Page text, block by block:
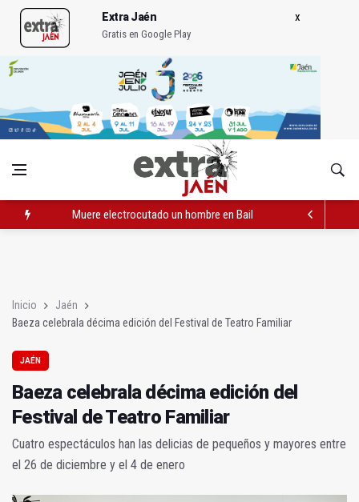
Extra Jaén
Gratis en Google Play
Muere electrocutado un hombre en Bailén en una torre
Inicio
Jaén
Baeza celebrala décima edición del Festival de Teatro Familiar
JAÉN
Baeza celebrala décima edición del
Festival de Teatro Familiar
Cuatro espectáculos han las delicias de pequeños y mayores entre
el 26 de diciembre y el 4 de enero